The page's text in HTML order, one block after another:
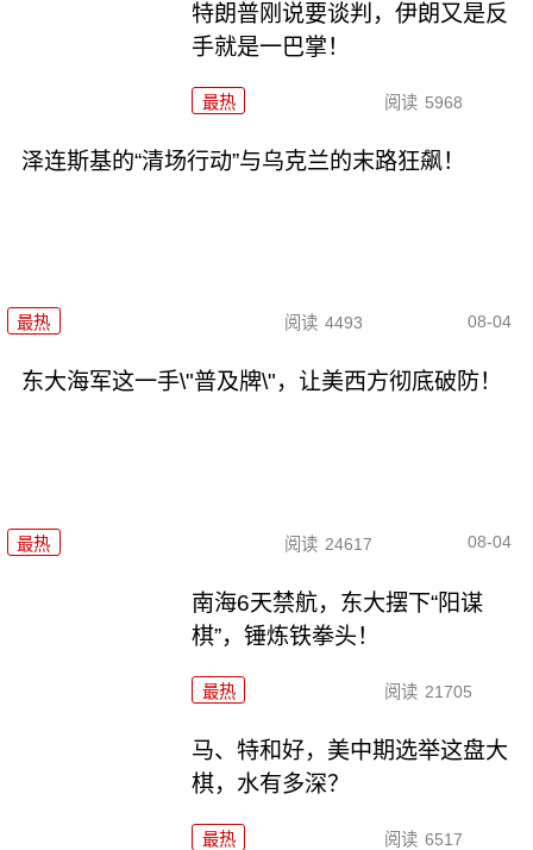
特朗普刚说要谈判，伊朗又是反
手就是一巴掌！
最热 阅读 5968
泽连斯基的“清场行动”与乌克兰的末路狂飙！
最热 阅读 4493 08-04
东大海军这一手\"普及牌\"，让美西方彻底破防！
最热 阅读 24617 08-04
南海6天禁航，东大摆下“阳谋
棋”，锤炼铁拳头！
最热 阅读 21705
马、特和好，美中期选举这盘大
棋，水有多深？
最热 阅读 6517